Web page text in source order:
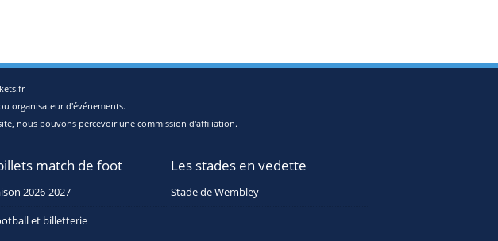
organisateur d'événements.
nous pouvons percevoir une commission d'affiliation.
match de foot
2026-2027
et billetterie
Les stades en vedette
Stade de Wembley